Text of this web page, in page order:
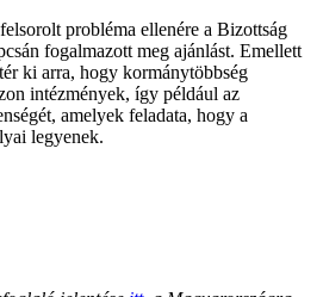
probléma ellenére a Bizottság
fogalmazott meg ajánlást. Emellett
ki arra, hogy kormánytöbbség
intézmények, így például az
amelyek feladata, hogy a
legyenek.